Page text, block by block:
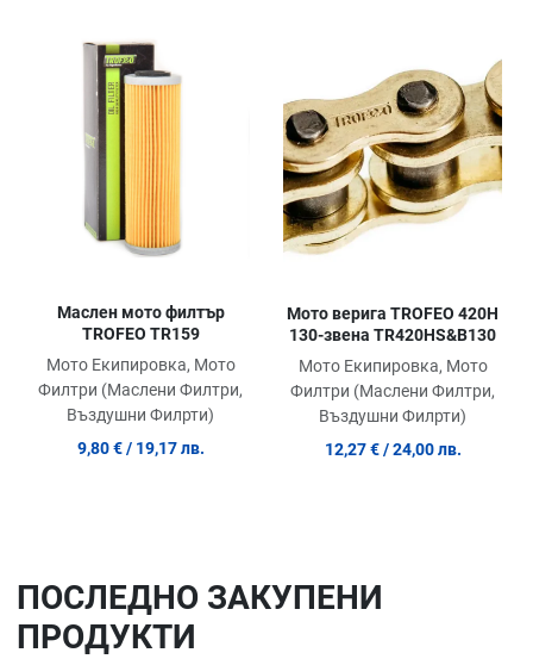
Сравни продукт
Quick View
Маслен мото филтър
TROFEO TR159
Мото Екипировка, Мото
Филтри (Маслени Филтри,
Въздушни Филрти)
9,80 € / 19,17 лв.
Мото верига TROFEO 420H
130-звена TR420HS&B130
Мото Екипировка, Мото
Филтри (Маслени Филтри,
Въздушни Филрти)
12,27 € / 24,00 лв.
ПОСЛЕДНO ЗАКУПЕНИ
ПРОДУКТИ